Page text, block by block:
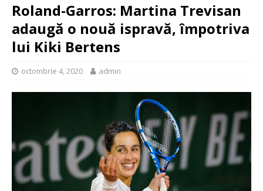
Roland-Garros: Martina Trevisan
adaugă o nouă ispravă, împotriva
lui Kiki Bertens
octombrie 4, 2020 admin